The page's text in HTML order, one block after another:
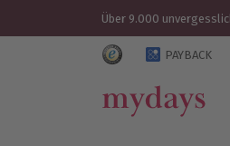
Über 9.000
TrustedshopsPAYBACK